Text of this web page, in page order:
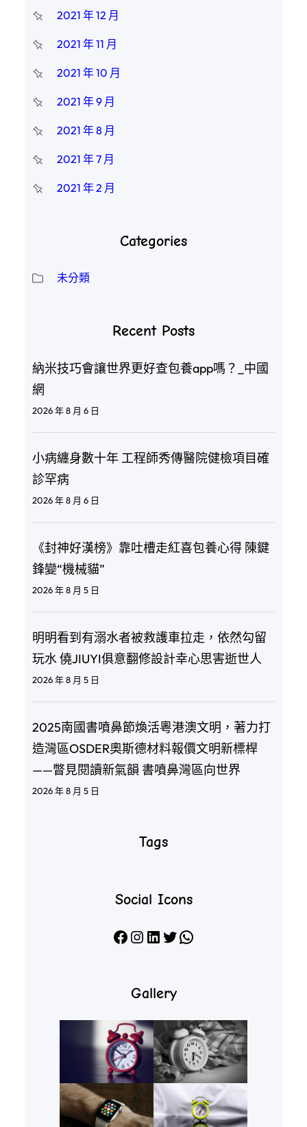
2021 年 12 月
2021 年 11 月
2021 年 10 月
2021 年 9 月
2021 年 8 月
2021 年 7 月
2021 年 2 月
Categories
未分類
Recent Posts
納米技巧會讓世界更好查包養app嗎？_中國
網
2026 年 8 月 6 日
小病纏身數十年 工程師秀傳醫院健檢項目確
診罕病
2026 年 8 月 6 日
《封神好漢榜》靠吐槽走紅喜包養心得 陳鍵
鋒變“機械貓”
2026 年 8 月 5 日
明明看到有溺水者被救護車拉走，依然勾留
玩水 僥JIUYI俱意翻修設計幸心思害逝世人
2026 年 8 月 5 日
2025南國書噴鼻節煥活粵港澳文明，著力打
造灣區OSDER奧斯德材料報價文明新標桿
——瞥見閱讀新氣韻 書噴鼻灣區向世界
2026 年 8 月 5 日
Tags
Social Icons
Facebook Instagram LinkedIn X WhatsApp
Gallery